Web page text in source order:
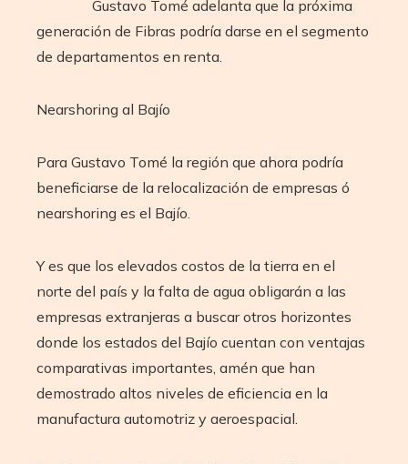
Gustavo Tomé adelanta que la próxima
generación de Fibras podría darse en el segmento
de departamentos en renta.
Nearshoring al Bajío
Para Gustavo Tomé la región que ahora podría
beneficiarse de la relocalización de empresas ó
nearshoring es el Bajío.
Y es que los elevados costos de la tierra en el
norte del país y la falta de agua obligarán a las
empresas extranjeras a buscar otros horizontes
donde los estados del Bajío cuentan con ventajas
comparativas importantes, amén que han
demostrado altos niveles de eficiencia en la
manufactura automotriz y aeroespacial.